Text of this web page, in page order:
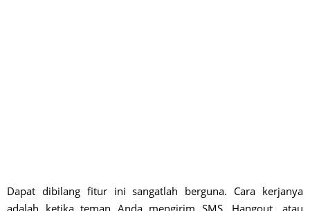
Dapat dibilang fitur ini sangatlah berguna. Cara kerjanya
adalah ketika teman Anda mengirim SMS, Hangout, atau